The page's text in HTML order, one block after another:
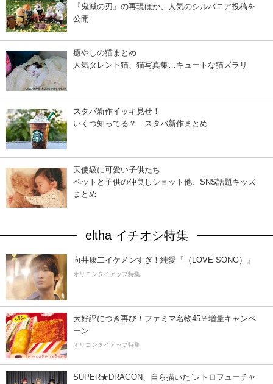
『鬼滅の刃』の再現ほか、人気のシルバニア投稿を
公開
癒やしの猫まとめ
人気タレント猫、猫写真集…キュートな猫ズラリ
スタバ新作イッキ見せ！
いくつ知ってる？ スタバ新作まとめ
天使級に可愛い子供たち
ペットと子供の仲良しショット他、SNS話題キッズ
まとめ
eltha イチオシ特集
向井康二イケメンすぎ！純愛『（LOVE SONG）』
オリコンタイアップ特集
大好評につき再び！ファミマ名物45％増量キャンペ
ーン
オリコンタイアップ特集
SUPER★DRAGON、自ら描いた”レトロフューチャ